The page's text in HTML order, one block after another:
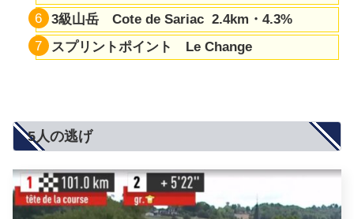
3級山岳 Cote de Sariac 2.4km・4.3%
スプリントポイント Le Change
5人の逃げ